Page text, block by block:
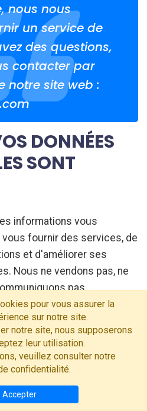
nous nous
un service de
des questions,
contacter par
notre site web :
DONNÉES
SONT
informations vous
vous fournir des services, de
et d'améliorer ses
Nous ne vendons pas, ne
pas
tiers. Nous utiliser ces
financières.
des confirmations de
demandes, questions et
envoyées au service
pour vous assurer la
sur notre site.
notre site, nous supposerons
leur utilisation.
veuillez consulter notre
confidentialité.
Accepter